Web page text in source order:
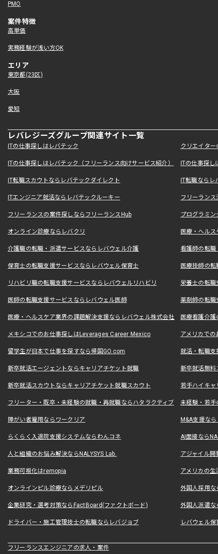
PMO
案件特徴
高単価
実務経験が浅い方OK
エリア
東京都(23区)
大阪
愛知
レバレジーズグループ関連サイト一覧
ITの仕事探しはレバテック クリエイタ
ITの仕事探しはレバテック（フリーランス向けサービス紹介） ITの仕事探
IT転職スカウトならレバテックダイレクト IT転職なら
ITエンジニア就活ならレバテックルーキー フリーラン
フリーランスの案件探しならフリーランスHub プログラミ
オンライン診療ならレバクリ 医療・ヘル
介護職の転職・派遣サービスならレバウェル介護 看護師の転
保育士の転職支援サービスならレバウェル保育士 医療技師の
リハビリ職の転職支援サービスならレバウェルリハビリ 栄養士の転
医師の転職支援サービスならレバウェル医師 薬剤師の転
医療・ヘルスケア業界の課題解決支援ならレバウェル株式会社 医療看護介
メキシコでのお仕事探しはLeverages Career Mexico アメリカで
留学生が日本で仕事を探すなら帰国GO.com 就活・転職
新卒就活エージェントならキャリアチケット就職 新卒就活無料
新卒就活スカウトならキャリアチケット就職スカウト 若手ハイキ
フリーター・既卒・未経験の就職・再就職ならハタラクティブ 未経験・若手
障がい者雇用ならワークリア M&A支援な
らくらく入退院支援システムならわんコネ AI面接なら
人と組織のお悩み解決ならNALYSYS Lab. アジャイル
業務可視化はremopia アメリカの
オンラインピル診療ならメデリピル 外国人採用
企業研究・選考対策ならFactBoard(ファクトボード) 外国人派遣な
ドライバー・施工管理技士の転職ならレバジョブ レバウェル
フリーランスエンジニアの求人・案件